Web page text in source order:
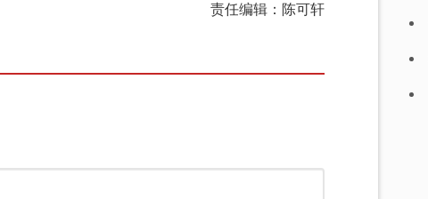
责任编辑：陈可轩